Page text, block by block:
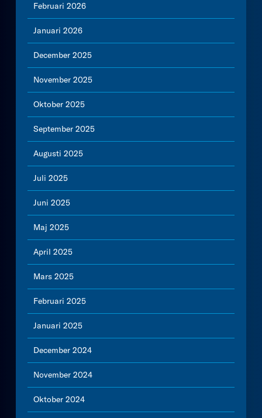
Februari 2026
Januari 2026
December 2025
November 2025
Oktober 2025
September 2025
Augusti 2025
Juli 2025
Juni 2025
Maj 2025
April 2025
Mars 2025
Februari 2025
Januari 2025
December 2024
November 2024
Oktober 2024